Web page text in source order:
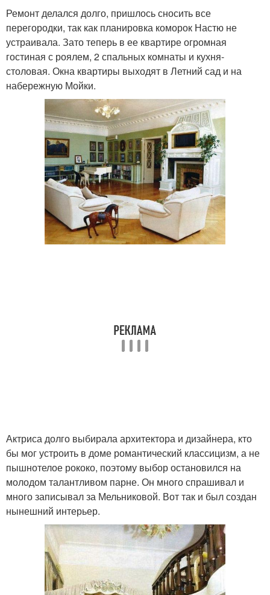
Ремонт делался долго, пришлось сносить все
перегородки, так как планировка коморок Настю не
устраивала. Зато теперь в ее квартире огромная
гостиная с роялем, 2 спальных комнаты и кухня-
столовая. Окна квартиры выходят в Летний сад и на
набережную Мойки.
Актриса долго выбирала архитектора и дизайнера, кто
бы мог устроить в доме романтический классицизм, а не
пышнотелое рококо, поэтому выбор остановился на
молодом талантливом парне. Он много спрашивал и
много записывал за Мельниковой. Вот так и был создан
нынешний интерьер.